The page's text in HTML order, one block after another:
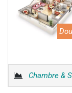
Chambre &